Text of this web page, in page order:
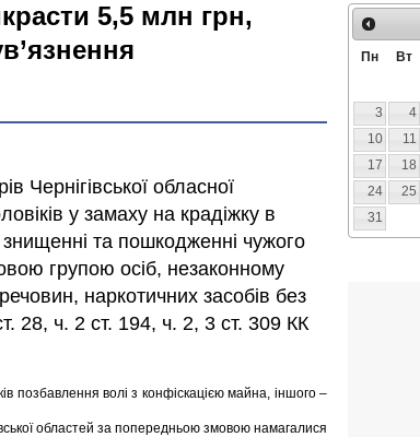
5,5 млн грн,
Чернігівської обласної
у замаху на крадіжку в
та пошкодженні чужого
групою осіб, незаконному
наркотичних засобів без
28, ч. 2 ст. 194, ч. 2, 3 ст. 309 КК
позбавлення волі з конфіскацією майна, іншого –
областей за попередньою змовою намагалися
Пн Вт
3
4
10
11
17
18
24
25
31